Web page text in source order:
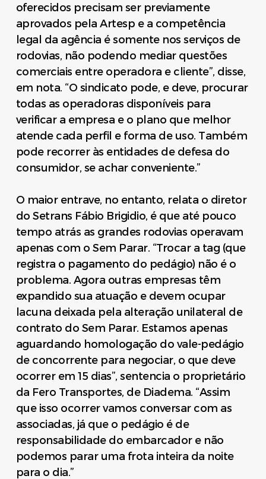
oferecidos precisam ser previamente
aprovados pela Artesp e a competência
legal da agência é somente nos serviços de
rodovias, não podendo mediar questões
comerciais entre operadora e cliente”, disse,
em nota. “O sindicato pode, e deve, procurar
todas as operadoras disponíveis para
verificar a empresa e o plano que melhor
atende cada perfil e forma de uso. Também
pode recorrer às entidades de defesa do
consumidor, se achar conveniente.”
O maior entrave, no entanto, relata o diretor
do Setrans Fábio Brigidio, é que até pouco
tempo atrás as grandes rodovias operavam
apenas com o Sem Parar. “Trocar a tag (que
registra o pagamento do pedágio) não é o
problema. Agora outras empresas têm
expandido sua atuação e devem ocupar
lacuna deixada pela alteração unilateral de
contrato do Sem Parar. Estamos apenas
aguardando homologação do vale-pedágio
de concorrente para negociar, o que deve
ocorrer em 15 dias”, sentencia o proprietário
da Fero Transportes, de Diadema. “Assim
que isso ocorrer vamos conversar com as
associadas, já que o pedágio é de
responsabilidade do embarcador e não
podemos parar uma frota inteira da noite
para o dia.”